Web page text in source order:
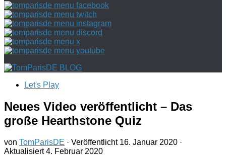
Let's Play
Neues Video veröffentlicht – Das
große Hearthstone Quiz
von TomParisDE · Veröffentlicht 16. Januar 2020 ·
Aktualisiert4. Februar 2020